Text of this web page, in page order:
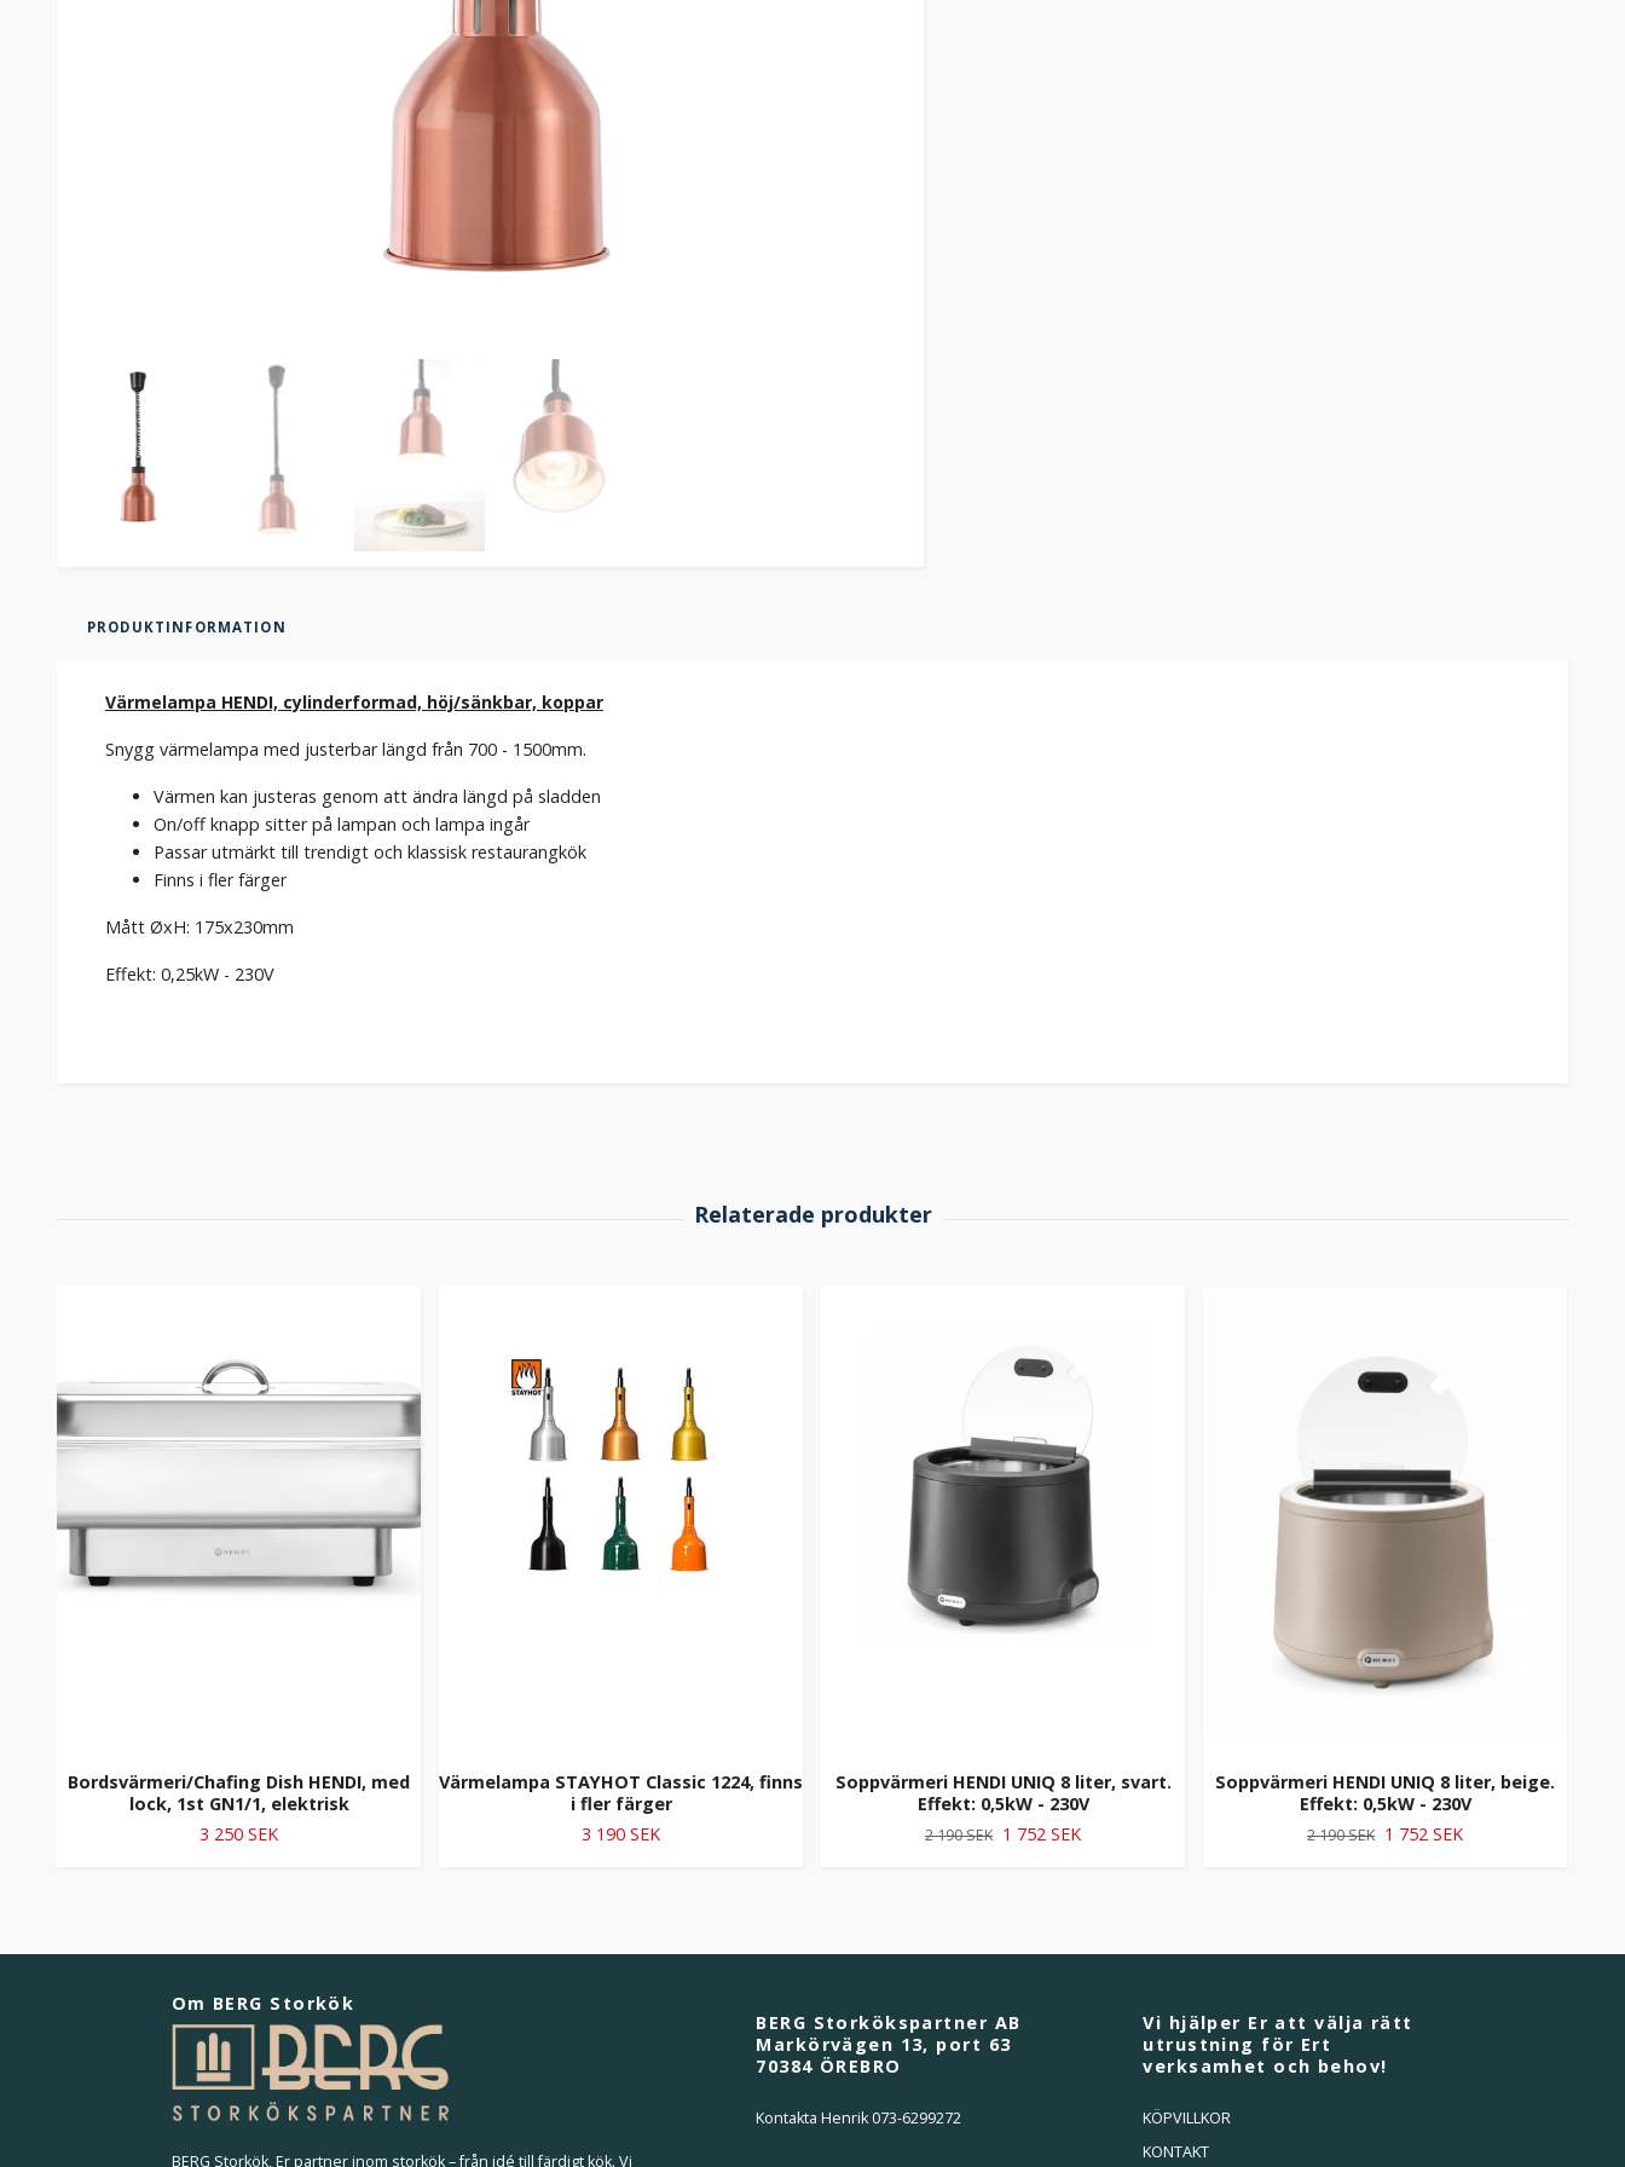
PRODUKTINFORMATION
Värmelampa HENDI, cylinderformad, höj/sänkbar, koppar
Snygg värmelampa med justerbar längd från 700 - 1500mm.
Värmen kan justeras genom att ändra längd på sladden
On/off knapp sitter på lampan och lampa ingår
Passar utmärkt till trendigt och klassisk restaurangkök
Finns i fler färger
Mått ØxH: 175x230mm
Effekt: 0,25kW - 230V
Bordsvärmeri/Chafing Dish HENDI, med
lock, 1st GN1/1, elektrisk
3 250 SEK
Värmelampa STAYHOT Classic 1224, finns
i fler färger
3 190 SEK
Soppvärmeri HENDI UNIQ 8 liter, svart.
Effekt: 0,5kW - 230V
2 190 SEK 1 752 SEK
Soppvärmeri HENDI UNIQ 8 liter, beige.
Effekt: 0,5kW - 230V
2 190 SEK 1 752 SEK
Om BERG Storkök
BERG Storkök, Er partner inom storkök – från idé till färdigt kök. Vi
BERG Storkökspartner AB
Markörvägen 13, port 63
70384 ÖREBRO
Kontakta Henrik 073-6299272
Vi hjälper Er att välja rätt
utrustning för Ert
verksamhet och behov!
KÖPVILLKOR
KONTAKT